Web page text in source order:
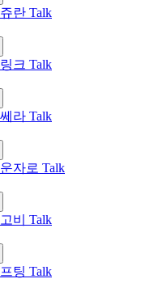
란 Talk
크 Talk
라 Talk
자로 Talk
비 Talk
팅 Talk